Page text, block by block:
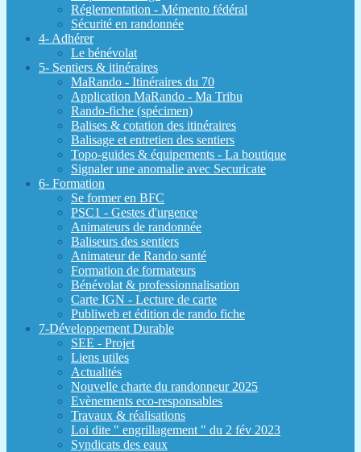
Réglementation - Mémento fédéral
Sécurité en randonnée
4- Adhérer
Le bénévolat
5- Sentiers & itinéraires
MaRando - Itinéraires du 70
Application MaRando - Ma Tribu
Rando-fiche (spécimen)
Balises & cotation des itinéraires
Balisage et entretien des sentiers
Topo-guides & équipements - La boutique
Signaler une anomalie avec Securicate
6- Formation
Se former en BFC
PSC1 - Gestes d'urgence
Animateurs de randonnée
Baliseurs des sentiers
Animateur de Rando santé
Formation de formateurs
Bénévolat & professionnalisation
Carte IGN - Lecture de carte
Publiweb et édition de rando fiche
7-Développement Durable
SEE - Projet
Liens utiles
Actualités
Nouvelle charte du randonneur 2025
Evènements eco-responsables
Travaux & réalisations
Loi dite " engrillagement " du 2 fév 2023
Syndicats des eaux